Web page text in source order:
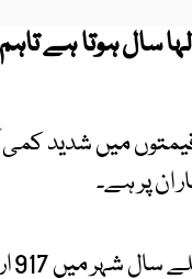
سال ہوتا ہے
میں شدید کمی
ان پر ہے۔